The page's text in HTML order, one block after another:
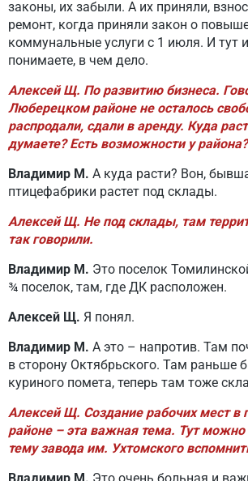
законы, их забыли. А их приняли,
ремонт, когда приняли закон о
коммунальные услуги с 1 июля. И тут
понимаете, в чем дело.
Алексей Щ. По развитию бизнеса.
Люберецком районе не осталось
распродали, сдали в аренду. Куда
думаете? Есть возможности у района?
Владимир М. А куда расти? Вон,
птицефабрики растет под склады.
Алексей Щ. Не под склады, там
так говорили.
Владимир М. Это поселок
¾ поселок, там, где ДК расположен.
Алексей Щ. Я понял.
Владимир М. А это – напротив. Там
в сторону Октябрьского. Там раньше
куриного помета, теперь там тоже
Алексей Щ. Создание рабочих мест в
районе – эта важная тема. Тут
тему завода им. Ухтомского